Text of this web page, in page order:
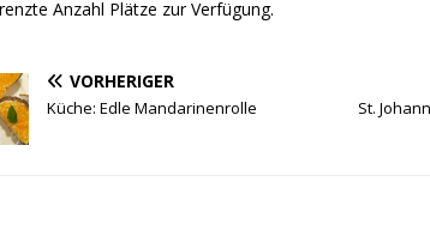
Anzahl Plätze zur Verfügung.
VORHERIGER
Küche: Edle Mandarinenrolle St.